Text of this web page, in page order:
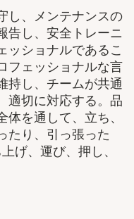
し、メンテナンスの
告し、安全トレーニ
ッショナルであるこ
フェッショナルな言
持し、チームが共通
適切に対応する。品
を通して、立ち、
たり、引っ張った
げ、運び、押し、